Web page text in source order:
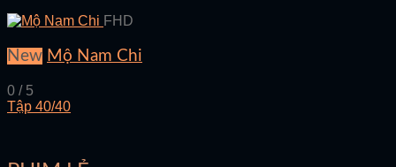
FHD
New Mộ Nam Chi
0 / 5
Tập 40/40